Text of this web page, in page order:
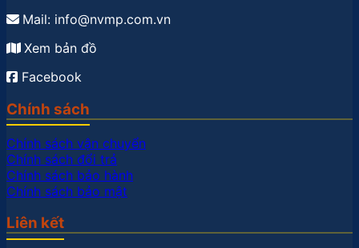
Mail: info@nvmp.com.vn
Xem bản đồ
Facebook
Chính sách
Chính sách vận chuyển
Chính sách đổi trả
Chính sách bảo hành
Chính sách bảo mật
Liên kết